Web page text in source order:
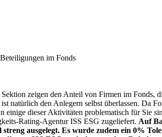
im Fonds
zeigen den Anteil von Firmen im
natürlich den Anlegern selbst überlassen. Da
einige dieser Aktivitäten problematisch für Sie
Rating-Agentur ISS ESG zugeliefert. Auf
ausgelegt. Es wurde zudem ein 0%